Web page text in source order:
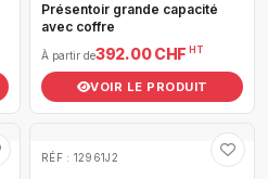
Présentoir grande capacité
avec coffre
À partir de392.00 CHF HT
VOIR LE PRODUIT
RÉF : 12961J2